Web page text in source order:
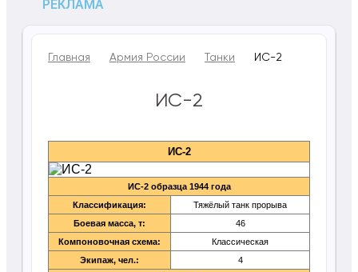
РЕКЛАМА
Главная Армия России Танки ИС-2
ИС-2
ИС-2
ИС-2 образца 1944 года
Классификация:
Тяжёлый танк прорыва
Боевая масса, т:
46
Компоновочная схема:
Классическая
Экипаж, чел.:
4